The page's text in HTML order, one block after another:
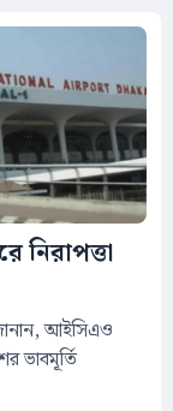
নিরাপত্তা
আইসিএও
ভাবমূর্তি